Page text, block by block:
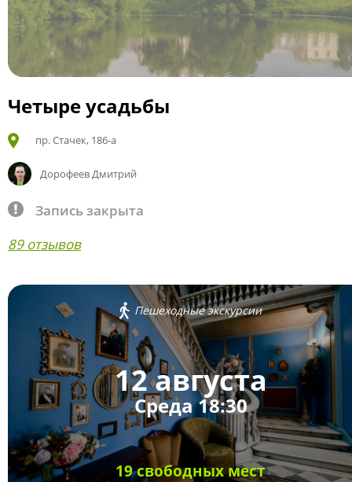
Четыре усадьбы
пр. Стачек, 186-а
Дорофеев Дмитрий
Запись закрыта
89 отзывов
Пешеходные экскурсии
12 августа
Среда 18:30
19 свободных мест